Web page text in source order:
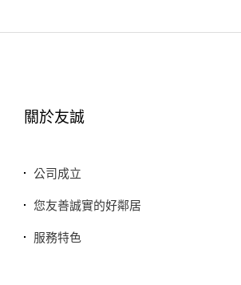
關於友誠
公司成立
您友善誠實的好鄰居
服務特色